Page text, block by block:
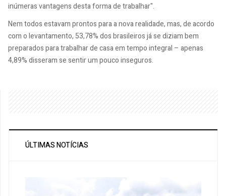
inúmeras vantagens desta forma de trabalhar".
Nem todos estavam prontos para a nova realidade, mas, de acordo
com o levantamento, 53,78% dos brasileiros já se diziam bem
preparados para trabalhar de casa em tempo integral – apenas
4,89% disseram se sentir um pouco inseguros.
ÚLTIMAS NOTÍCIAS